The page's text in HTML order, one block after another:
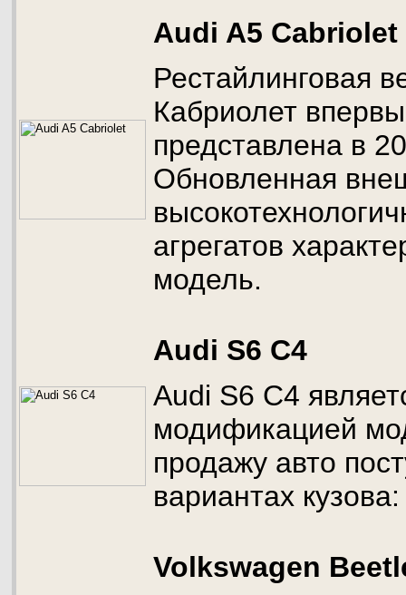
Audi A5 Cabriolet
Рестайлинговая
Кабриолет
представлена в
Обновленная
агрегатов
модель.
Audi S6 C4
Audi S6 C4
модификацией
продажу авто
вариантах
Volkswagen